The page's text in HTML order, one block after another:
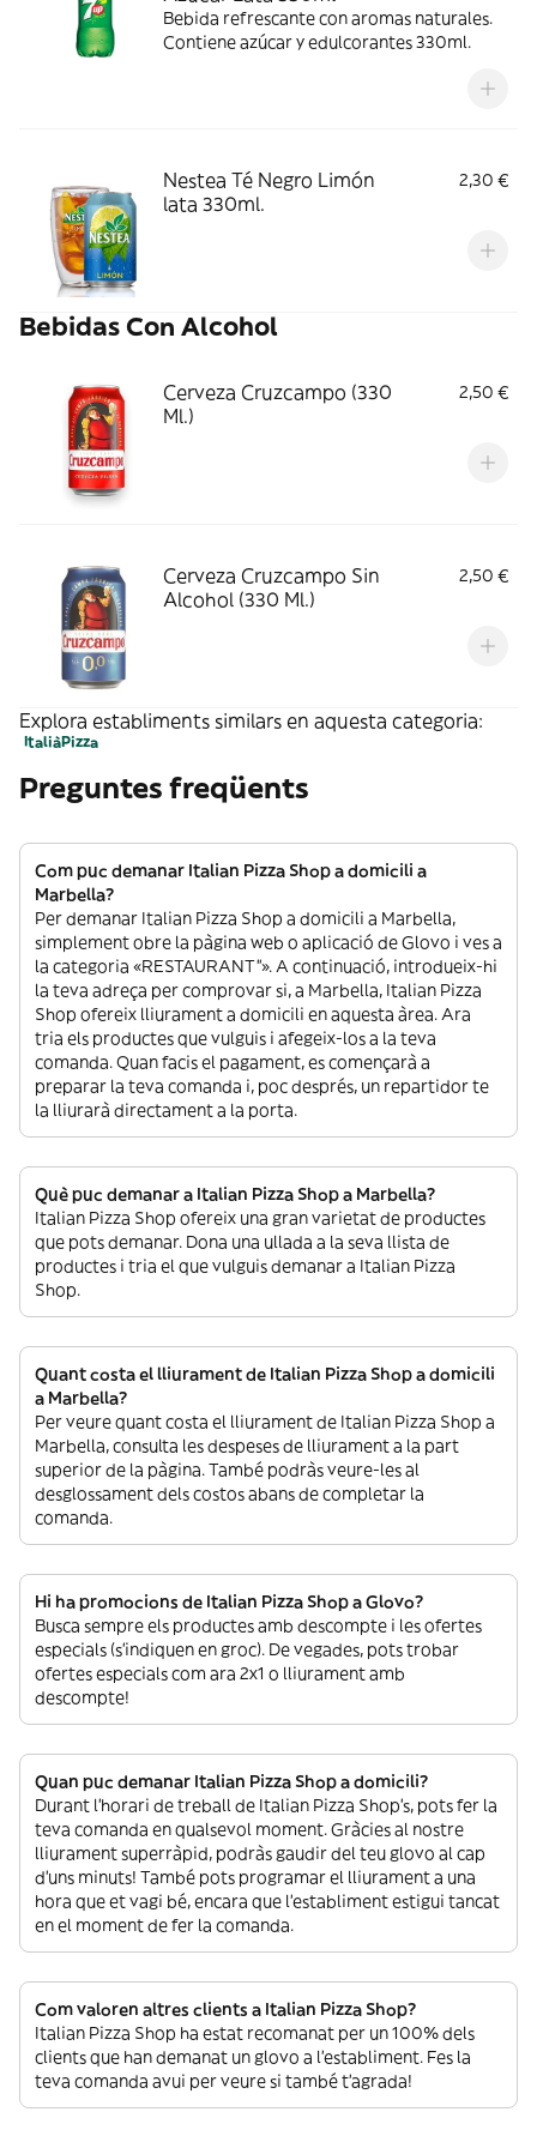
Bebida refrescante con aromas naturales.
Contiene azúcar y edulcorantes 330ml.
Nestea Té Negro Limón
lata 330ml.
2,30 €
Bebidas Con Alcohol
Cerveza Cruzcampo (330
Ml.)
2,50 €
Cerveza Cruzcampo Sin
Alcohol (330 Ml.)
2,50 €
Explora establiments similars en aquesta categoria:
ItaliàPizza
Preguntes freqüents
Com puc demanar Italian Pizza Shop a domicili a
Marbella?
Per demanar Italian Pizza Shop a domicili a Marbella,
simplement obre la pàgina web o aplicació de Glovo i ves a
la categoria «RESTAURANT”». A continuació, introdueix-hi
la teva adreça per comprovar si, a Marbella, Italian Pizza
Shop ofereix lliurament a domicili en aquesta àrea. Ara
tria els productes que vulguis i afegeix-los a la teva
comanda. Quan facis el pagament, es començarà a
preparar la teva comanda i, poc després, un repartidor te
la lliurarà directament a la porta.
Què puc demanar a Italian Pizza Shop a Marbella?
Italian Pizza Shop ofereix una gran varietat de productes
que pots demanar. Dona una ullada a la seva llista de
productes i tria el que vulguis demanar a Italian Pizza
Shop.
Quant costa el lliurament de Italian Pizza Shop a domicili
a Marbella?
Per veure quant costa el lliurament de Italian Pizza Shop a
Marbella, consulta les despeses de lliurament a la part
superior de la pàgina. També podràs veure-les al
desglossament dels costos abans de completar la
comanda.
Hi ha promocions de Italian Pizza Shop a Glovo?
Busca sempre els productes amb descompte i les ofertes
especials (s’indiquen en groc). De vegades, pots trobar
ofertes especials com ara 2x1 o lliurament amb
descompte!
Quan puc demanar Italian Pizza Shop a domicili?
Durant l’horari de treball de Italian Pizza Shop’s, pots fer la
teva comanda en qualsevol moment. Gràcies al nostre
lliurament superràpid, podràs gaudir del teu glovo al cap
d’uns minuts! També pots programar el lliurament a una
hora que et vagi bé, encara que l’establiment estigui tancat
en el moment de fer la comanda.
Com valoren altres clients a Italian Pizza Shop?
Italian Pizza Shop ha estat recomanat per un 100% dels
clients que han demanat un glovo a l’establiment. Fes la
teva comanda avui per veure si també t’agrada!